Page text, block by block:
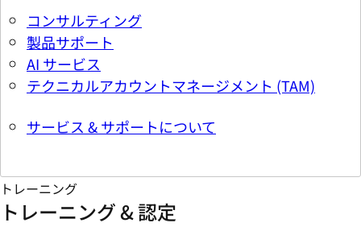
コンサルティング
製品サポート
AI サービス
テクニカルアカウントマネージメント (TAM)
サービス & サポートについて
トレーニング
トレーニング & 認定